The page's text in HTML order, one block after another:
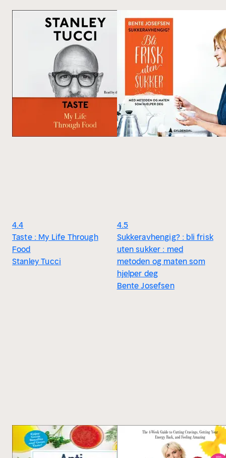
4.4
Taste : My Life Through
Food
Stanley Tucci
4.5
Sukkeravhengig? : bli frisk
uten sukker : med
metoden og maten som
hjelper deg
Bente Josefsen